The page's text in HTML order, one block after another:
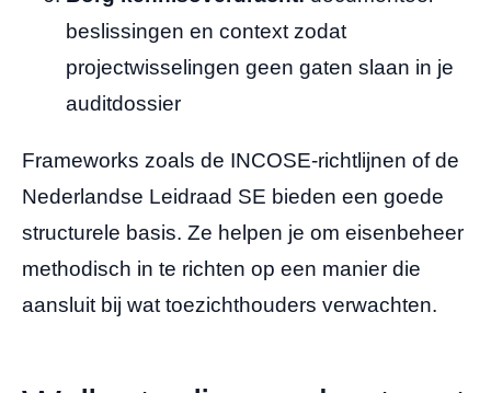
beslissingen en context zodat
projectwisselingen geen gaten slaan in je
auditdossier
Frameworks zoals de INCOSE-richtlijnen of de
Nederlandse Leidraad SE bieden een goede
structurele basis. Ze helpen je om eisenbeheer
methodisch in te richten op een manier die
aansluit bij wat toezichthouders verwachten.